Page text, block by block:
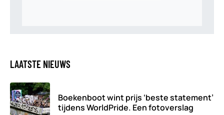
LAATSTE NIEUWS
Boekenboot wint prijs ‘beste statement’
tijdens WorldPride. Een fotoverslag